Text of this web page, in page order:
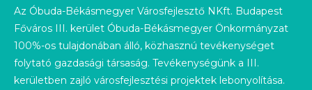
Az Óbuda-Békásmegyer Városfejlesztő NKft. Budapest
Főváros III. kerület Óbuda-Békásmegyer Önkormányzat
100%-os tulajdonában álló, közhasznú tevékenységet
folytató gazdasági társaság. Tevékenységünk a III.
kerületben zajló városfejlesztési projektek lebonyolítása.